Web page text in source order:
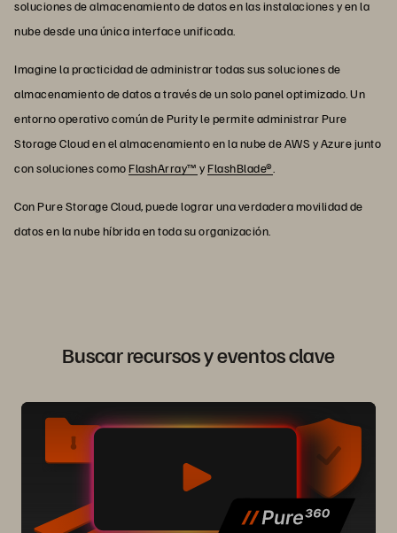
soluciones de almacenamiento de datos en las instalaciones y en la
nube desde una única interface unificada.
Imagine la practicidad de administrar todas sus soluciones de
almacenamiento de datos a través de un solo panel optimizado. Un
entorno operativo común de Purity le permite administrar Pure
Storage Cloud en el almacenamiento en la nube de AWS y Azure junto
con soluciones comoFlashArray™ yFlashBlade®
Con Pure Storage Cloud, puede lograr una verdadera movilidad de
datos en la nube híbrida en toda su organización.
Buscar recursos y eventos clave